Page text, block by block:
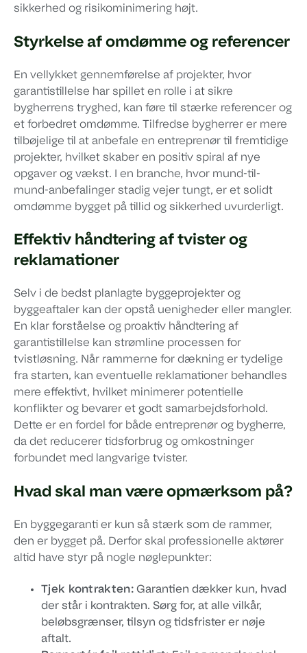
sikkerhed og risikominimering højt.
Styrkelse af omdømme og referencer
En vellykket gennemførelse af projekter, hvor
garantistillelse har spillet en rolle i at sikre
bygherrens tryghed, kan føre til stærke referencer og
et forbedret omdømme. Tilfredse bygherrer er mere
tilbøjelige til at anbefale en entreprenør til fremtidige
projekter, hvilket skaber en positiv spiral af nye
opgaver og vækst. I en branche, hvor mund-til-
mund-anbefalinger stadig vejer tungt, er et solidt
omdømme bygget på tillid og sikkerhed uvurderligt.
Effektiv håndtering af tvister og
reklamationer
Selv i de bedst planlagte byggeprojekter og
byggeaftaler kan der opstå uenigheder eller mangler.
En klar forståelse og proaktiv håndtering af
garantistillelse kan strømline processen for
tvistløsning. Når rammerne for dækning er tydelige
fra starten, kan eventuelle reklamationer behandles
mere effektivt, hvilket minimerer potentielle
konflikter og bevarer et godt samarbejdsforhold.
Dette er en fordel for både entreprenør og bygherre,
da det reducerer tidsforbrug og omkostninger
forbundet med langvarige tvister.
Hvad skal man være opmærksom på?
En byggegaranti er kun så stærk som de rammer,
den er bygget på. Derfor skal professionelle aktører
altid have styr på nogle nøglepunkter:
Tjek kontrakten:Garantien dækker kun, hvad
der står i kontrakten. Sørg for, at alle vilkår,
beløbsgrænser, tilsyn og tidsfrister er nøje
aftalt.